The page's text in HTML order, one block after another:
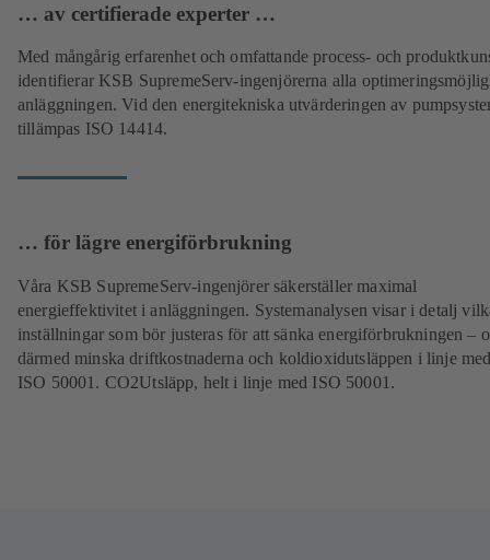
… av certifierade experter …
Med mångårig erfarenhet och omfattande process- och
identifierar KSB SupremeServ-ingenjörerna alla
anläggningen. Vid den energitekniska utvärderingen av
tillämpas ISO 14414.
… för lägre energiförbrukning
Våra KSB SupremeServ-ingenjörer säkerställer maximal
energieffektivitet i anläggningen. Systemanalysen visar i detalj
inställningar som bör justeras för att sänka energiförbrukningen –
därmed minska driftkostnaderna och koldioxidutsläppen i linje
ISO 50001. CO2Utsläpp, helt i linje med ISO 50001.